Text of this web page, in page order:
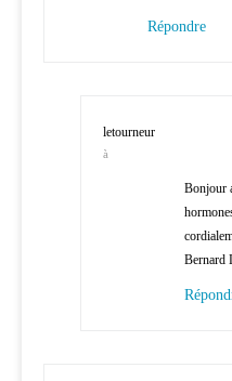
Répondre
letourneur
à
Bonjour
Bernard